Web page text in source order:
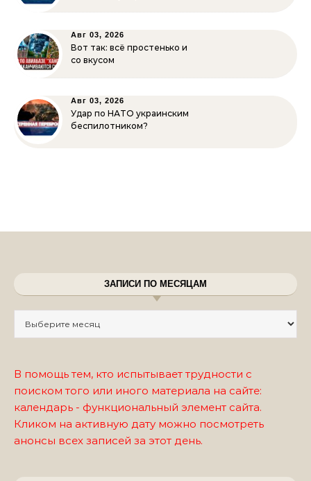
Авг 03, 2026
Вот так: всё простенько и
со вкусом
Авг 03, 2026
Удар по НАТО украинским
беспилотником?
ЗАПИСИ ПО МЕСЯЦАМ
В помощь тем, кто испытывает трудности с
поиском того или иного материала на сайте:
календарь - функциональный элемент сайта.
Кликом на активную дату можно посмотреть
анонсы всех записей за этот день.